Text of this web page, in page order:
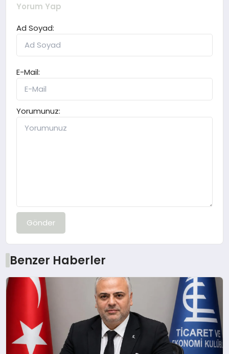
Yorum Yap
Ad Soyad:
E-Mail:
Yorumunuz:
Gönder
Benzer Haberler